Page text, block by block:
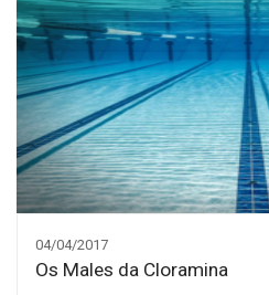
04/04/2017
Os Males da Cloramina